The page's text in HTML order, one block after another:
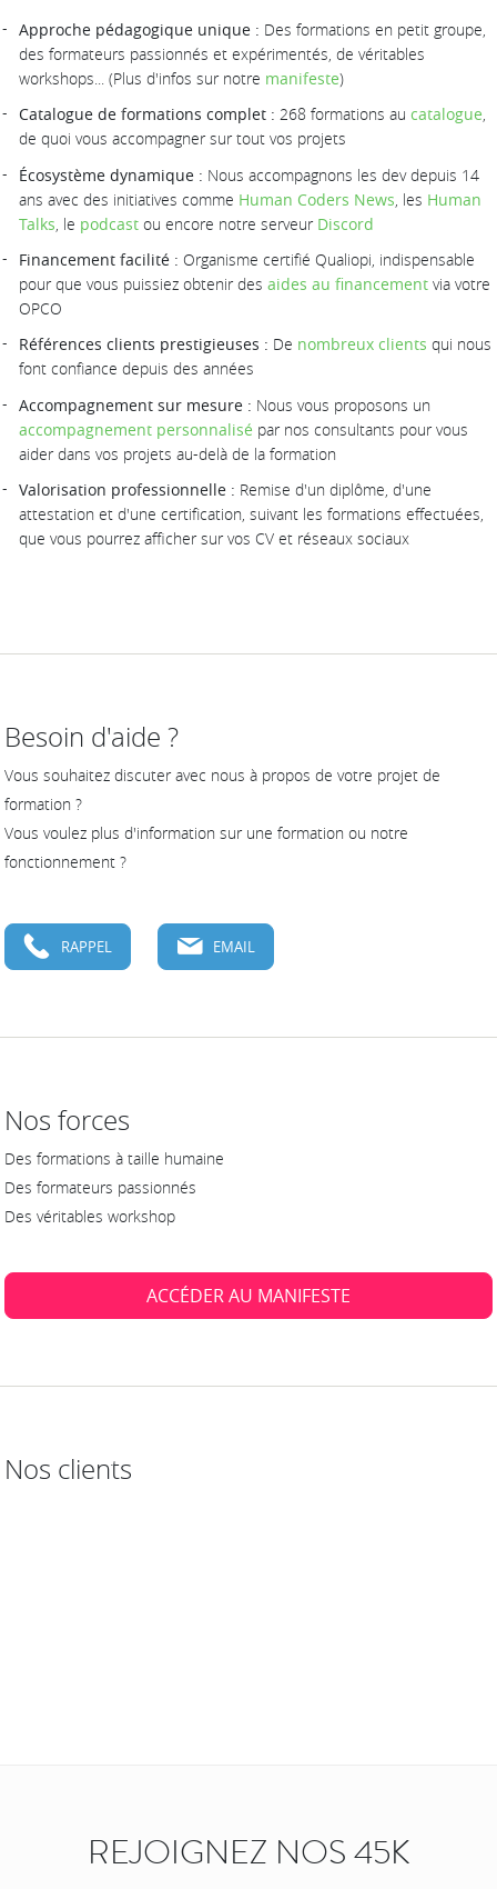
Approche pédagogique unique : Des formations en petit groupe,
des formateurs passionnés et expérimentés, de véritables
workshops... (Plus d'infos sur notre manifeste)
Catalogue de formations complet : 268 formations au catalogue,
de quoi vous accompagner sur tout vos projets
Écosystème dynamique : Nous accompagnons les dev depuis 14
ans avec des initiatives comme Human Coders News , les Human
Talks , le podcast ou encore notre serveur Discord
Financement facilité : Organisme certifié Qualiopi, indispensable
pour que vous puissiez obtenir des aides au financement via votre
OPCO
Références clients prestigieuses : De nombreux clients qui nous
font confiance depuis des années
Accompagnement sur mesure : Nous vous proposons un
accompagnement personnalisé par nos consultants pour vous
aider dans vos projets au-delà de la formation
Valorisation professionnelle : Remise d'un diplôme, d'une
attestation et d'une certification, suivant les formations effectuées,
que vous pourrez afficher sur vos CV et réseaux sociaux
Besoin d'aide ?
Vous souhaitez discuter avec nous à propos de votre projet de
formation ?
Vous voulez plus d'information sur une formation ou notre
fonctionnement ?
RAPPEL EMAIL
Nos forces
Des formations à taille humaine
Des formateurs passionnés
Des véritables workshop
ACCÉDER AU MANIFESTE
Nos clients
REJOIGNEZ NOS 45K